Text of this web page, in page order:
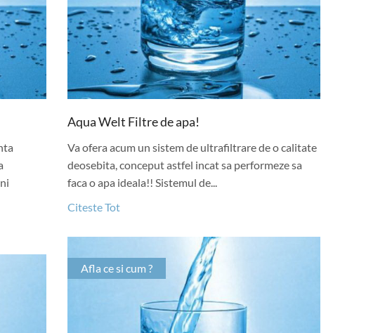
Aqua Welt Filtre de apa!
Va ofera acum un sistem de ultrafiltrare de o calitate
deosebita, conceput astfel incat sa performeze sa
faca o apa ideala!! Sistemul de...
Citeste Tot
Afla ce si cum ?